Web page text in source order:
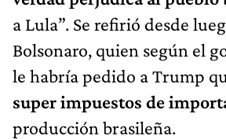
a Lula”. Se refirió desde
Bolsonaro, quien según el
le habría pedido a Trump
super impuestos de
producción brasileña.